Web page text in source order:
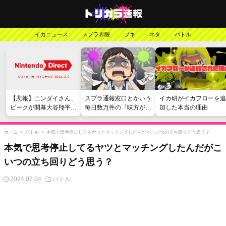
イカニュース スプラ界隈 ブキ ネタ バトル
【悲報】ニンダイさん、
ピークが開幕大谷翔平の
がっかりダイレクトだっ
たと言われてしまう
スプラ通報窓口とかいう
毎日数万件の『味方が弱
い』愚痴を読まされる苦
行
イカ研がイカフローを追
加した本当の理由
ホーム > バトル > 本気で思考停止してるヤツとマッチングしたんだがこいつの立ち回りどう思う？
本気で思考停止してるヤツとマッチングしたんだがこ
いつの立ち回りどう思う？
2024.07.04 バトル